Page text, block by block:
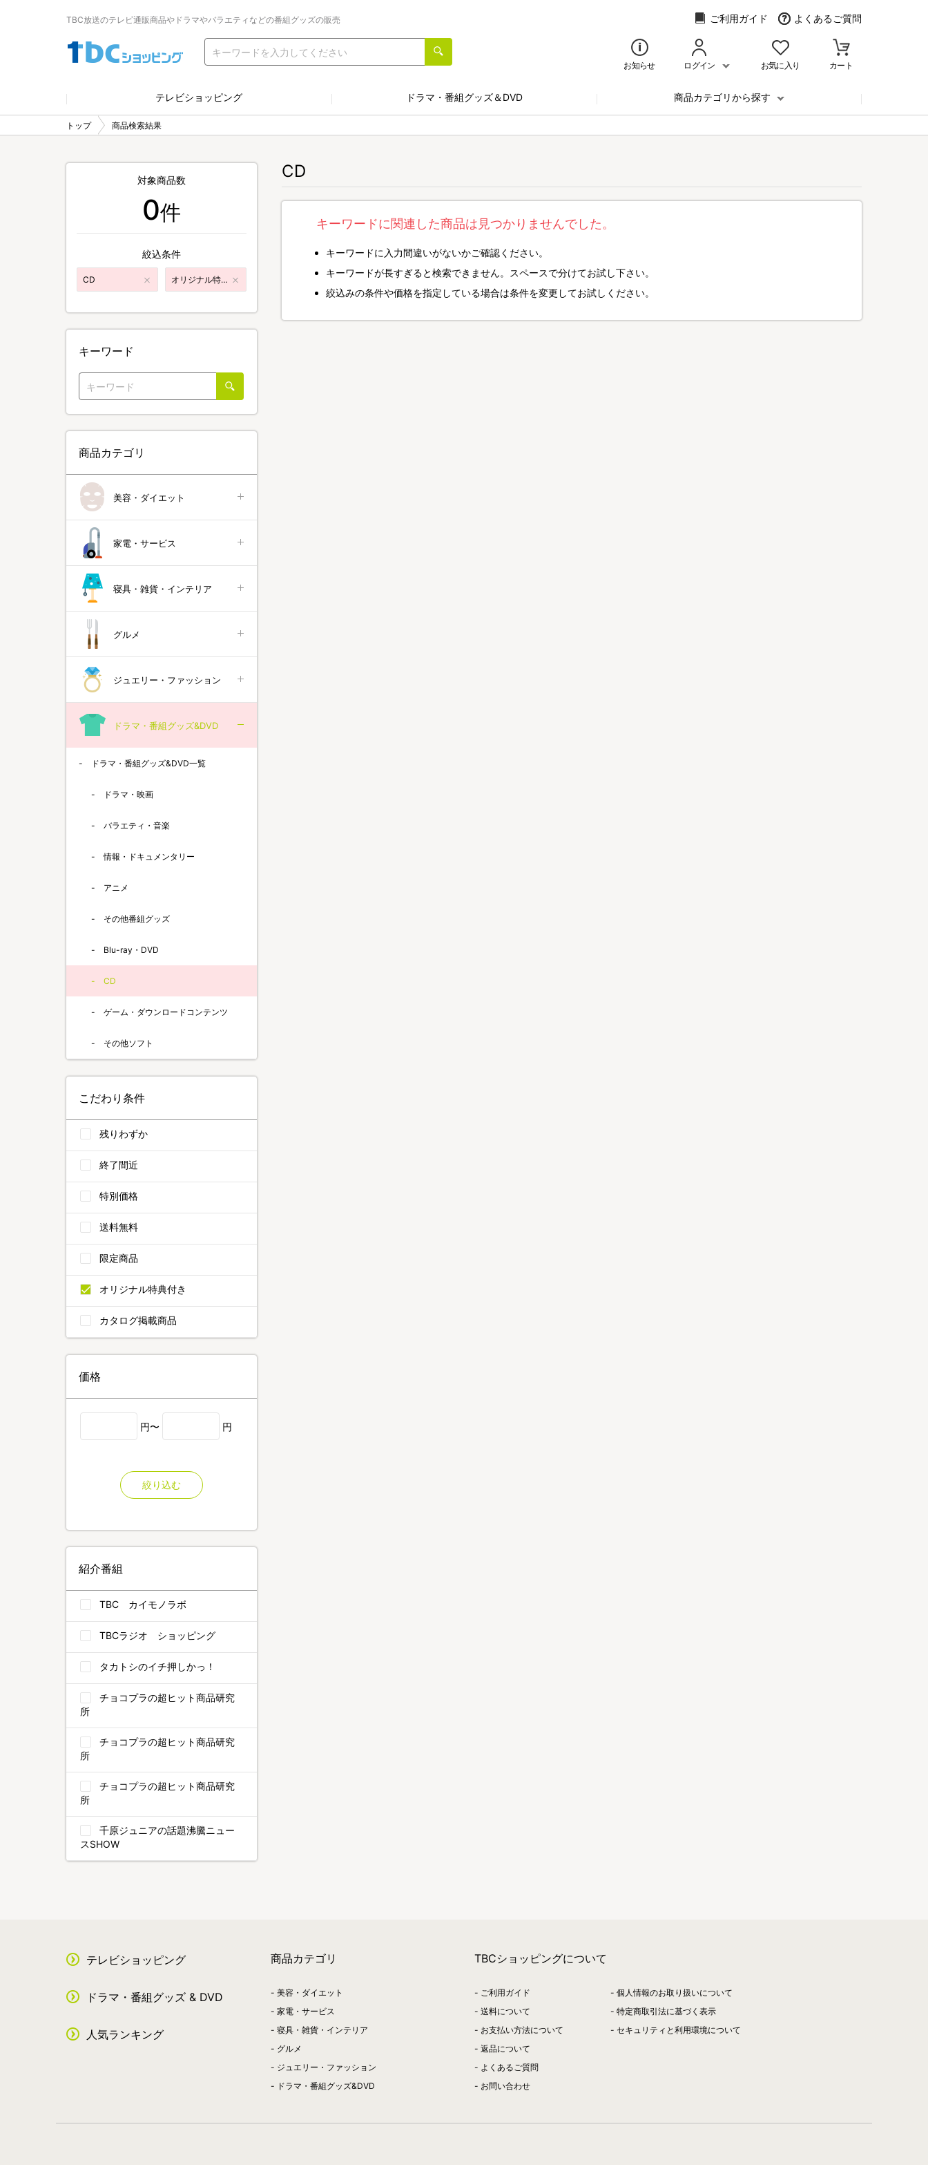
TBC放送のテレビ通販商品やドラマやバラエティなどの番組グッズの販売 ご利用ガイド よくあるご質問
お知らせ ログイン お気に入り カート
テレビショッピング ドラマ・番組グッズ＆DVD 商品カテゴリから探す
トップ 商品検索結果
CD
キーワードに関連した商品は見つかりませんでした。
キーワードに入力間違いがないかご確認ください。
キーワードが長すぎると検索できません。スペースで分けてお試し下さい。
絞込みの条件や価格を指定している場合は条件を変更してお試しください。
対象商品数
0件
絞込条件
CD オリジナル特典付き
キーワード
商品カテゴリ
美容・ダイエット
家電・サービス
寝具・雑貨・インテリア
グルメ
ジュエリー・ファッション
ドラマ・番組グッズ&DVD
ドラマ・番組グッズ&DVD一覧
ドラマ・映画
バラエティ・音楽
情報・ドキュメンタリー
アニメ
その他番組グッズ
Blu-ray・DVD
CD
ゲーム・ダウンロードコンテンツ
その他ソフト
こだわり条件
残りわずか
終了間近
特別価格
送料無料
限定商品
オリジナル特典付き
カタログ掲載商品
価格
円〜 円
絞り込む
紹介番組
TBC カイモノラボ
TBCラジオ ショッピング
タカトシのイチ押しかっ！
チョコプラの超ヒット商品研究
所
チョコプラの超ヒット商品研究
所
チョコプラの超ヒット商品研究
所
千原ジュニアの話題沸騰ニュー
スSHOW
テレビショッピング
ドラマ・番組グッズ & DVD
人気ランキング
商品カテゴリ
美容・ダイエット
家電・サービス
寝具・雑貨・インテリア
グルメ
ジュエリー・ファッション
ドラマ・番組グッズ&DVD
TBCショッピングについて
ご利用ガイド
送料について
お支払い方法について
返品について
よくあるご質問
お問い合わせ
個人情報のお取り扱いについて
特定商取引法に基づく表示
セキュリティと利用環境について